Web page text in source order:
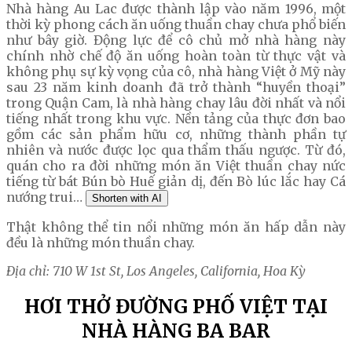
Nhà hàng Au Lac được thành lập vào năm 1996, một
thời kỳ phong cách ăn uống thuần chay chưa phổ biến
như bây giờ. Động lực để cô chủ mở nhà hàng này
chính nhờ chế độ ăn uống hoàn toàn từ thực vật và
không phụ sự kỳ vọng của cô, nhà hàng Việt ở Mỹ này
sau 23 năm kinh doanh đã trở thành “huyền thoại”
trong Quận Cam, là nhà hàng chay lâu đời nhất và nổi
tiếng nhất trong khu vực. Nền tảng của thực đơn bao
gồm các sản phẩm hữu cơ, những thành phần tự
nhiên và nước được lọc qua thẩm thấu ngược. Từ đó,
quán cho ra đời những món ăn Việt thuần chay nức
tiếng từ bát Bún bò Huế giản dị, đến Bò lúc lắc hay Cá
nướng trui…
Shorten with AI
Thật không thể tin nổi những món ăn hấp dẫn này
đều là những món thuần chay.
Địa chỉ: 710 W 1st St, Los Angeles, California, Hoa Kỳ
HƠI THỞ ĐƯỜNG PHỐ VIỆT TẠI
NHÀ HÀNG BA BAR